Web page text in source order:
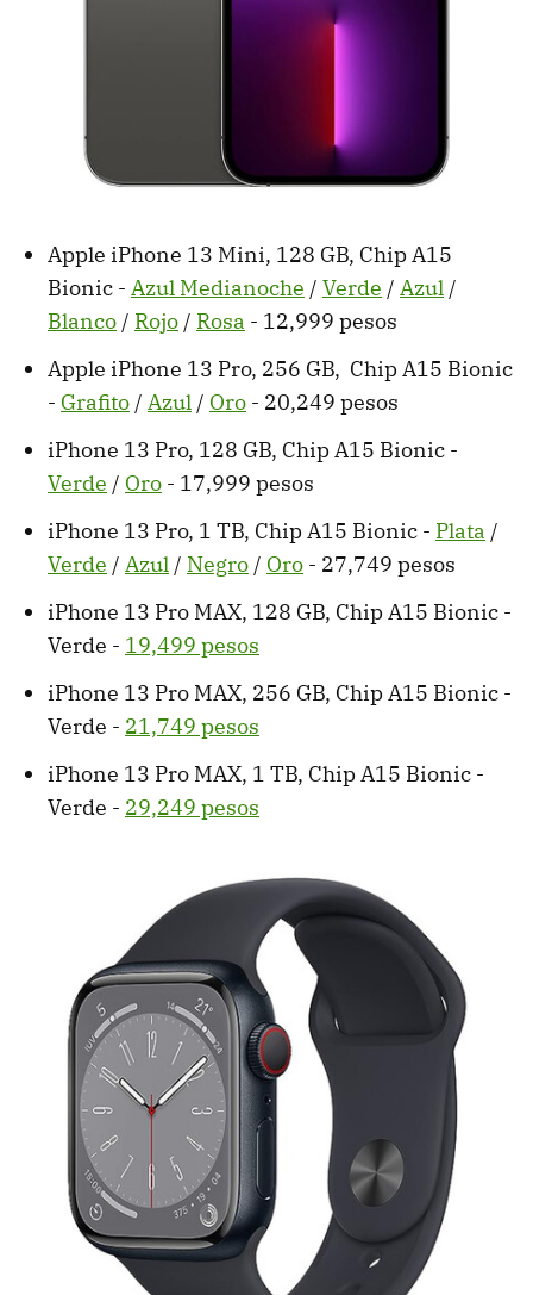
Apple iPhone 13 Mini, 128 GB, Chip A15
Bionic - Azul Medianoche / Verde / Azul /
Blanco / Rojo / Rosa - 12,999 pesos
Apple iPhone 13 Pro, 256 GB, Chip A15 Bionic
- Grafito / Azul / Oro - 20,249 pesos
iPhone 13 Pro, 128 GB, Chip A15 Bionic -
Verde / Oro - 17,999 pesos
iPhone 13 Pro, 1 TB, Chip A15 Bionic - Plata /
Verde / Azul / Negro / Oro - 27,749 pesos
iPhone 13 Pro MAX, 128 GB, Chip A15 Bionic -
Verde - 19,499 pesos
iPhone 13 Pro MAX, 256 GB, Chip A15 Bionic -
Verde - 21,749 pesos
iPhone 13 Pro MAX, 1 TB, Chip A15 Bionic -
Verde - 29,249 pesos